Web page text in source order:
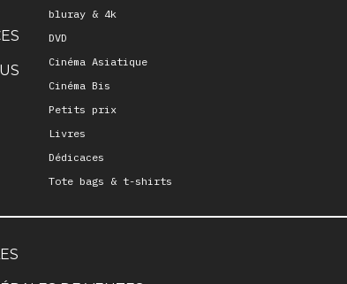
bluray & 4k
DVD
Cinéma Asiatique
Cinéma Bis
Petits prix
Livres
Dédicaces
Tote bags & t-shirts